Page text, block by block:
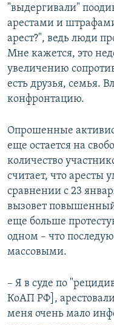
"выдергивали"
арестами и
арест?", ведь люди
Мне кажется, это
увеличению
есть друзья, семья.
конфронтацию.
Опрошенные
еще остается на
количество
считает, что аресты
сравнении с 23
вызовет
еще больше
одном – что
массовыми.
– Я в суде по
КоАП РФ],
меня очень мало